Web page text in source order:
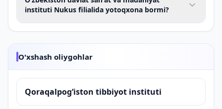
Nukus filialining rasmiy sayti orqali kuzatib
borishingiz tavsiya etiladi.
Aniqlashtirish uchun:+998612242902.
instituti Nukus filialida yotoqxona bormi?
O'xshash oliygohlar
Qoraqalpog‘iston tibbiyot instituti